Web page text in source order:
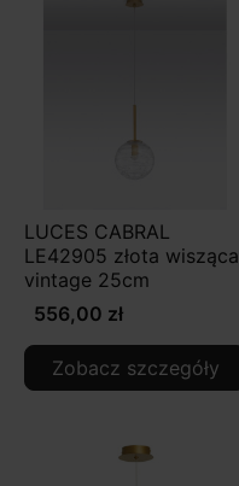
LUCES CABRAL
LE42905 złota wisząca
vintage 25cm
556,00 zł
Zobacz szczegóły